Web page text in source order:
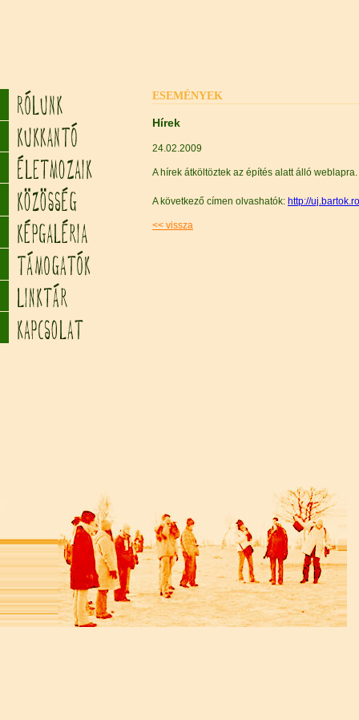
ESEMÉNYEK
Hírek
24.02.2009
A hírek átköltöztek az építés alatt álló weblapra.
A következő címen olvashatók: http://uj.bartok.ro
<< vissza